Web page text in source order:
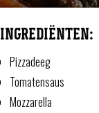
INGREDIËNTEN:
Pizzadeeg
Tomatensaus
Mozzarella